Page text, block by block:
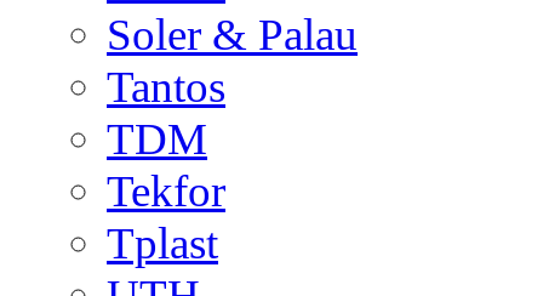
Soler & Palau
Tantos
TDM
Tekfor
Tplast